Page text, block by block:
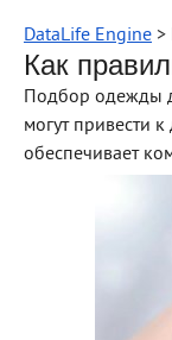
DataLife Engine
Как
Подбор одежды
могут привести
обеспечивает